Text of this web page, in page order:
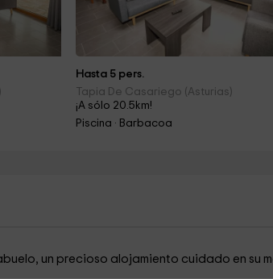
Hasta 5 pers.
Tapia De Casariego (Asturias)
¡A sólo 20.5km!
Piscina · Barbacoa
un precioso alojamiento cuidado en su